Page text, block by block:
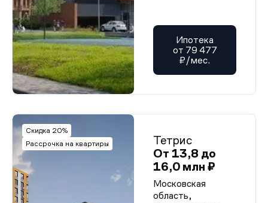
Ипотека
от 79 477
₽/мес.
Скидка 20%
Рассрочка на квартиры
Тетрис
От 13,8 до
16,0 млн ₽
Московская
область,